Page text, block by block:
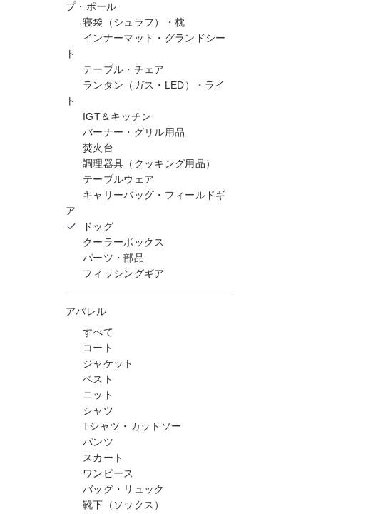
プ・ポール
寝袋（シュラフ）・枕
インナーマット・グランドシー
ト
テーブル・チェア
ランタン（ガス・LED）・ライ
ト
IGT＆キッチン
バーナー・グリル用品
焚火台
調理器具（クッキング用品）
テーブルウェア
キャリーバッグ・フィールドギ
ア
ドッグ
クーラーボックス
パーツ・部品
フィッシングギア
アパレル
すべて
コート
ジャケット
ベスト
ニット
シャツ
Tシャツ・カットソー
パンツ
スカート
ワンピース
バッグ・リュック
靴下（ソックス）